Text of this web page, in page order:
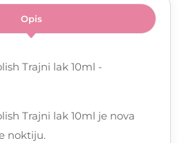
Opis
Trajni lak 10ml -
Trajni lak 10ml je nova
noktiju.